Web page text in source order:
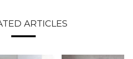
ARTICLES